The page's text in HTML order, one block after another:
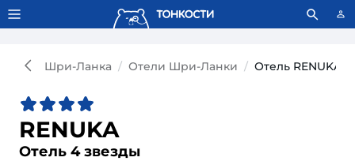
Тонкости используют сookie-файлы. Что это значит?
Шри-Ланка Отели Шри-Ланки Отель RENUKA
RENUKA
Отель 4 звезды